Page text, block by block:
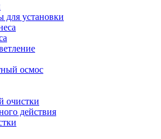
установки
осмос
очистки
действия